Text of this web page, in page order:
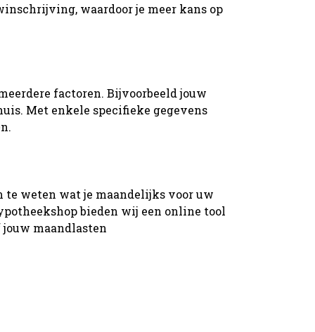
waardoor je meer kans op
factoren. Bijvoorbeeld jouw
Met enkele specifieke gegevens
te weten wat je maandelijks voor uw
bieden wij een online tool
maandlasten